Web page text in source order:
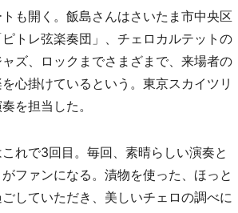
も開く。飯島さんはさいたま市中央区
トレ弦楽奏団」、チェロカルテットの
ズ、ロックまでさまざまで、来場者の
心掛けているという。東京スカイツリ
を担当した。
れで3回目。毎回、素晴らしい演奏と
ファンになる。漬物を使った、ほっと
していただき、美しいチェロの調べに